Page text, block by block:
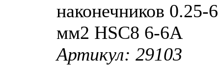
наконечников 0.25-6
мм2 HSC8 6-6A
Артикул: 29103